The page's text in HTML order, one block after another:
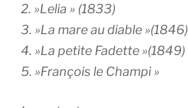
2. »Lelia » (1833)
3. »La mare au diable »(1846)
4. »La petite Fadette »(1849)
5. »François le Champi »